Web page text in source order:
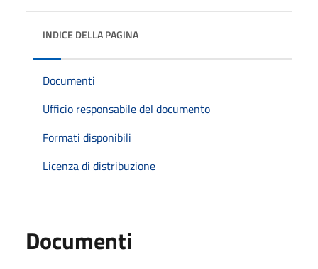
INDICE DELLA PAGINA
Documenti
Ufficio responsabile del documento
Formati disponibili
Licenza di distribuzione
Documenti